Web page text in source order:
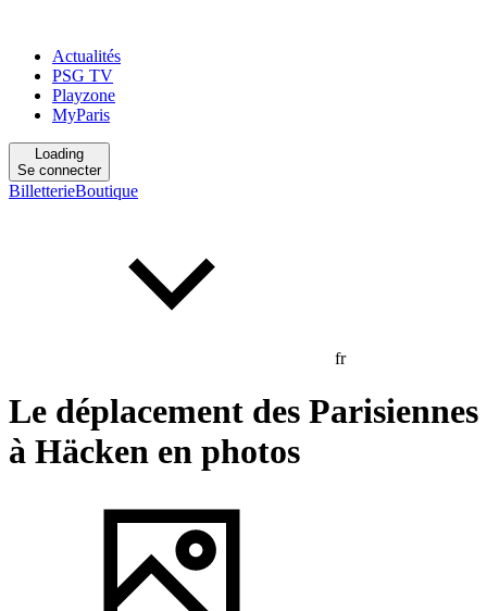
Actualités
PSG TV
Playzone
MyParis
Loading
Se connecter
BilletterieBoutique
fr
Le déplacement des Parisiennes
à Häcken en photos